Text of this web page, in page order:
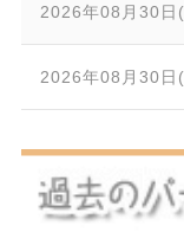
2026年08月30日(
2026年08月30日